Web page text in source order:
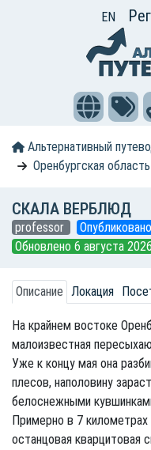
EN
Альтернативный
Оренбургская область
СКАЛА ВЕРБЛЮД
professor
Обновлено 6 августа
Описание Локация
На крайнем востоке
малоизвестная
Уже к концу мая она
плесов, наполовину
белоснежными
Примерно в 7
останцовая кварцитовая